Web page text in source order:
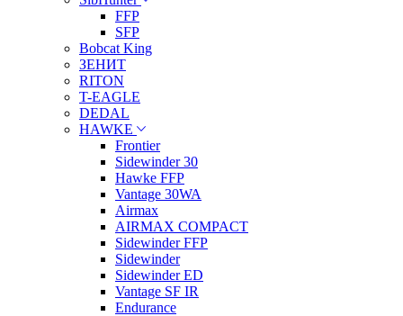
FFP
SFP
Bobcat King
ЗЕНИТ
RITON
T-EAGLE
DEDAL
HAWKE
Frontier
Sidewinder 30
Hawke FFP
Vantage 30WA
Airmax
AIRMAX COMPACT
Sidewinder FFP
Sidewinder
Sidewinder ED
Vantage SF IR
Endurance